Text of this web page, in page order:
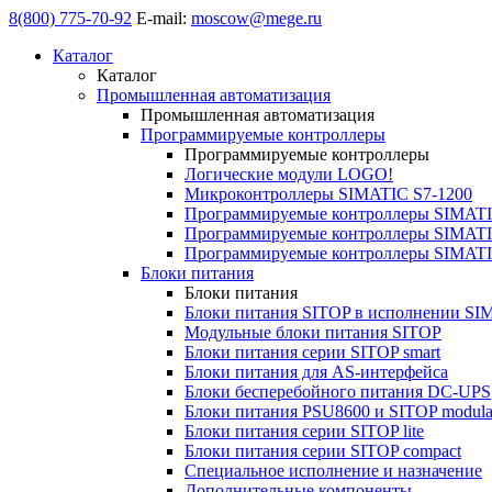
8(800) 775-70-92 E-mail: moscow@mege.ru
Каталог
Каталог
Промышленная автоматизация
Промышленная автоматизация
Программируемые контроллеры
Программируемые контроллеры
Логические модули LOGO!
Микроконтроллеры SIMATIC S7-1200
Программируемые контроллеры
Программируемые контроллеры
Программируемые контроллеры
Блоки питания
Блоки питания
Блоки питания SITOP в исполнении
Модульные блоки питания SITOP
Блоки питания серии SITOP smart
Блоки питания для AS-интерфейса
Блоки бесперебойного питания DC-UPS
Блоки питания PSU8600 и SITOP
Блоки питания серии SITOP lite
Блоки питания серии SITOP compact
Специальное исполнение и назначение